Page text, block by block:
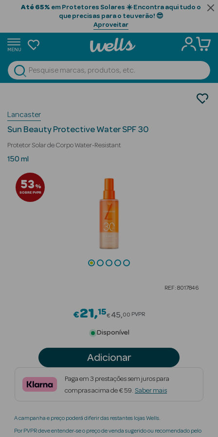
Até 65% em Protetores Solares ☀️ Encontra aqui tudo o
que precisas para o teu verão! 😎
Aproveitar
MENU
Ver Tudo
Beauty Season
Cabelo
Profissional
Beauty Season
Beauty Season
Cosmética
Beauty Season
Beauty Season
Beauty Season
Beauty Season
Protetores Solares
Lancaster
Sun Beauty Protective Water SPF 30
Protetor Solar de Corpo Water-Resistant
150 ml
53%
SOBRE PVPR
REF: 8017846
€21 15Price reduced from
€ 45 00 PVPR
Disponível
Adicionar
Paga em 3 prestações sem juros para
compras acima de € 59. Saber mais
A campanha e preço poderá diferir das restantes lojas Wells.
Por PVPR deve entender-se o preço de venda sugerido ou recomendado pelo